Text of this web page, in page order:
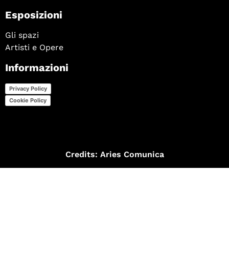
Esposizioni
Gli spazi
Artisti e Opere
Informazioni
Privacy Policy
Cookie Policy
Credits: Aries Comunica